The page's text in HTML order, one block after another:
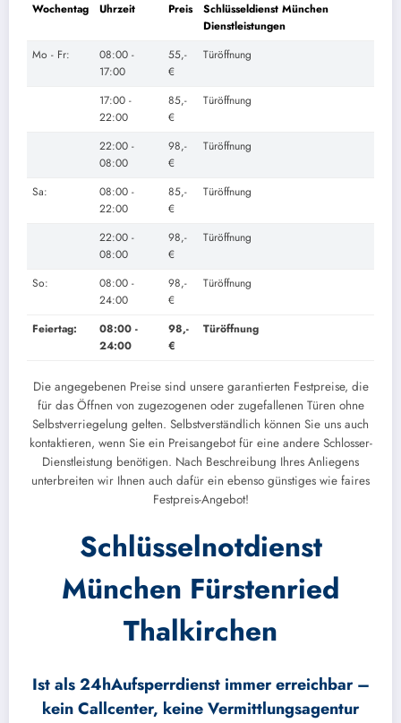
Wochentag Uhrzeit Preis
Schlüsseldienst München
Dienstleistungen
Mo - Fr:
08:00 -
17:00
55,-
€
Türöffnung
17:00 -
22:00
85,-
€
Türöffnung
22:00 -
08:00
98,-
€
Türöffnung
Sa:
08:00 -
22:00
85,-
€
Türöffnung
22:00 -
08:00
98,-
€
Türöffnung
So:
08:00 -
24:00
98,-
€
Türöffnung
Feiertag:
08:00 -
24:00
98,-
€
Türöffnung
Die angegebenen Preise sind unsere garantierten Festpreise, die
für das Öffnen von zugezogenen oder zugefallenen Türen ohne
Selbstverriegelung gelten. Selbstverständlich können Sie uns auch
kontaktieren, wenn Sie ein Preisangebot für eine andere Schlosser-
Dienstleistung benötigen. Nach Beschreibung Ihres Anliegens
unterbreiten wir Ihnen auch dafür ein ebenso günstiges wie faires
Festpreis-Angebot!
Schlüsselnotdienst
München Fürstenried
Thalkirchen
Ist als 24hAufsperrdienst immer erreichbar –
kein Callcenter, keine Vermittlungsagentur